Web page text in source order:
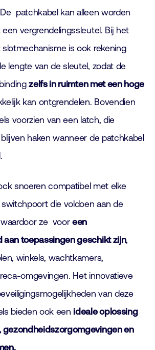
patchkabel kan alleen worden
vergrendelingssleutel. Bij het
is ook rekening
lengte van de sleutel, zodat de
zelfs in ruimten met een hoge
kan ontgrendelen. Bovendien
voorzien van een latch, die
haken wanneer de patchkabel
snoeren compatibel met elke
switchpoort die voldoen aan de
waardoor ze vooreen
aan toepassingen geschikt zijn,
winkels, wachtkamers,
omgevingen. Het innovatieve
van deze
bieden ook eenideale oplossing
gezondheidszorgomgevingen en